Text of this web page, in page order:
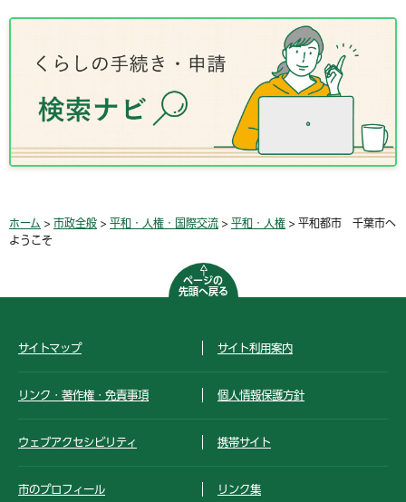
ホーム > 市政全般 > 平和・人権・国際交流 > 平和・人権 > 平和都市 千葉市へ
ようこそ
ページの
先頭へ戻る
サイトマップ サイト利用案内
リンク・著作権・免責事項 個人情報保護方針
ウェブアクセシビリティ 携帯サイト
市のプロフィール リンク集